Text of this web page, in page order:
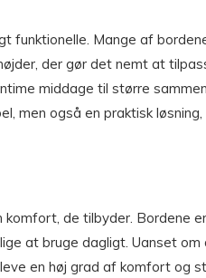
funktionelle. Mange af
der gør det nemt at
middage til større
men også en praktisk
de tilbyder. Bordene
at bruge dagligt. Uanset
en høj grad af komfort og